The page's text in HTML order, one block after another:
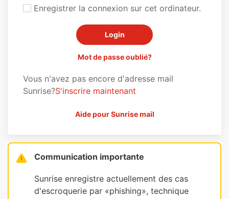
Enregistrer la connexion sur cet ordinateur.
Mot de passe oublié?
Vous n'avez pas encore d'adresse mail
Sunrise?S'inscrire maintenant
Aide pour Sunrise mail
Communication importante
Sunrise enregistre actuellement des cas
d'escroquerie par «phishing», technique